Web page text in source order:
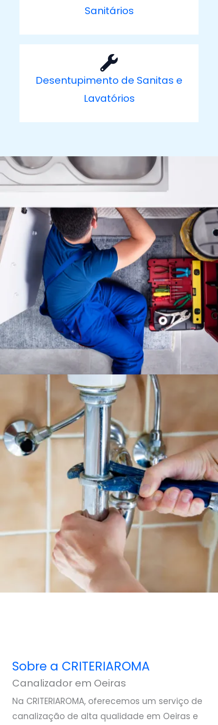
Sanitários
Desentupimento de Sanitas e
Lavatórios
Sobre a CRITERIAROMA
Canalizador em Oeiras
Na CRITERIAROMA, oferecemos um serviço de
canalização de alta qualidade em Oeiras e